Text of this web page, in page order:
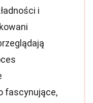
i
fascynujące,